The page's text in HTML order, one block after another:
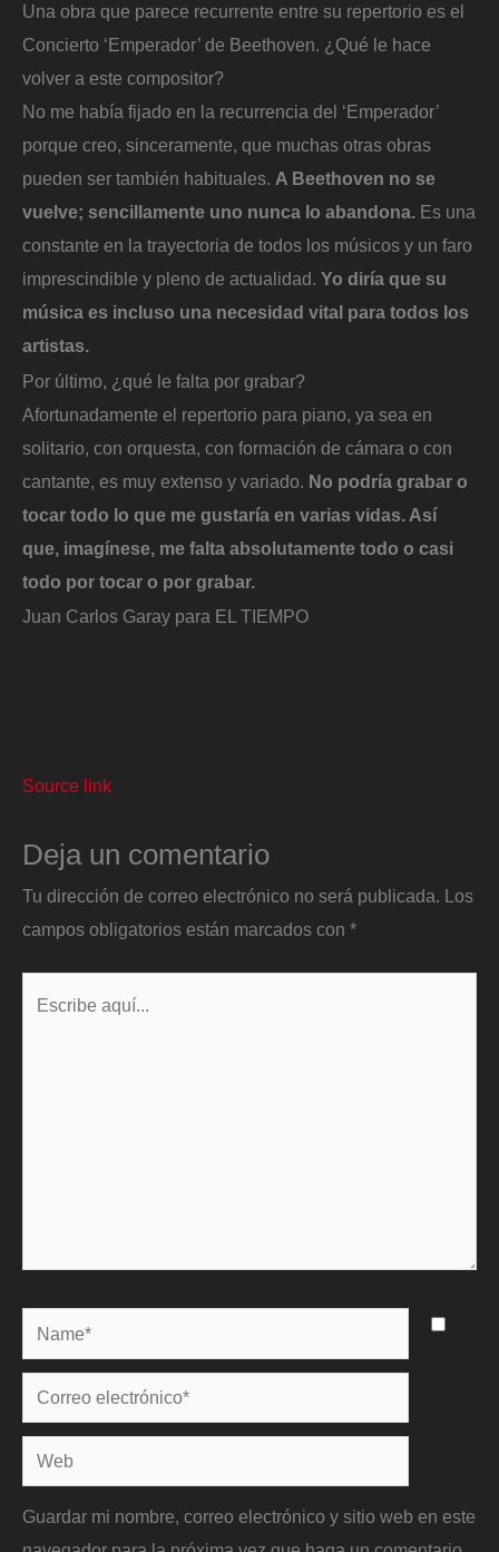
Una obra que parece recurrente entre su repertorio es el
Concierto ‘Emperador’ de Beethoven. ¿Qué le hace
volver a este compositor?
No me había fijado en la recurrencia del ‘Emperador’
porque creo, sinceramente, que muchas otras obras
pueden ser también habituales. A Beethoven no se
vuelve; sencillamente uno nunca lo abandona. Es una
constante en la trayectoria de todos los músicos y un faro
imprescindible y pleno de actualidad. Yo diría que su
música es incluso una necesidad vital para todos los
artistas.
Por último, ¿qué le falta por grabar?
Afortunadamente el repertorio para piano, ya sea en
solitario, con orquesta, con formación de cámara o con
cantante, es muy extenso y variado. No podría grabar o
tocar todo lo que me gustaría en varias vidas. Así
que, imagínese, me falta absolutamente todo o casi
todo por tocar o por grabar.
Juan Carlos Garay para EL TIEMPO
Source link
Deja un comentario
Tu dirección de correo electrónico no será publicada. Los
campos obligatorios están marcados con *
Name*
Correo
electrónico*
Web
Guardar mi nombre, correo electrónico y sitio web en este